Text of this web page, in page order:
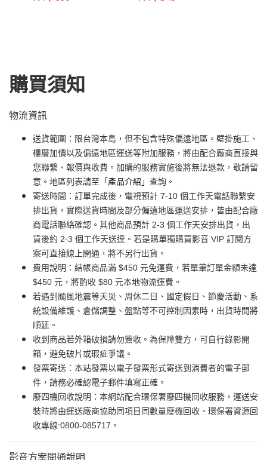
購買須知
物流資訊
送貨範圍：限台灣本島，但不包含特殊偏遠地區。壁掛施工、
樓層加價以及偏遠地區運送等附加服務，將由配合廠商直接與
您聯繫、報價與收費。加購的服務實施後將無法退款，敬請留
意。地區列表請至「 產品介紹 」查詢。
寄送時間：訂單完成後，電視預計 7-10 個工作天電話聯繫安
排出貨，實際送貨時間及部分偏遠地區運送安排，皆由配合廠
商電話聯絡確認。其他商品預計 2-3 個工作天安排出貨，出
貨後約 2-3 個工作天送達。若是購單獨購買影音 VIP 訂閱方
案可直接線上開通，將不另行出貨。
費用說明：結帳商品滿 $450 元免運費，若單筆訂單金額未達
$450 元，將酌收 $80 元本地物流運費。
若遇到颱風地震等天災、周休二日、國定假日、節慶活動、系
統設備維護、倉儲調整、盤點等不可控制因素時，出貨時間將
順延。
收到商品若外箱破損請勿簽收。為保障雙方，可自行錄影開
箱，避免破片或瑕疵爭議。
發票寄送：本站發票以電子發票形式寄送到消費者的電子郵
件，請務必確認電子郵件填寫正確。
廢四機回收說明：本網站配合環保署廢四機回收服務，運送安
裝時將由運送廠商協助同項目同數量廢機回收。環保署資源回
收專線:0800-085717。
影音方案開通說明